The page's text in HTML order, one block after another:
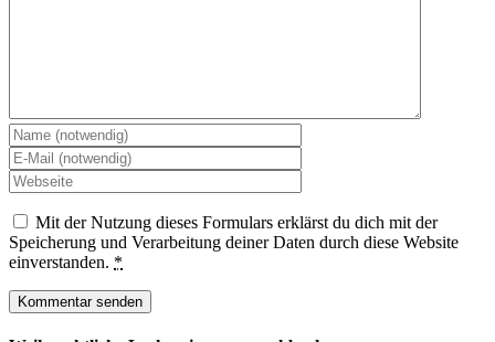
Mit der Nutzung dieses Formulars erklärst du dich mit der
Speicherung und Verarbeitung deiner Daten durch diese Website
einverstanden. *